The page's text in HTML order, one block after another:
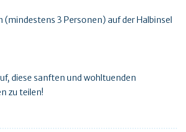
(mindestens 3 Personen) auf der Halbinsel
diese sanften und wohltuenden
zu teilen!